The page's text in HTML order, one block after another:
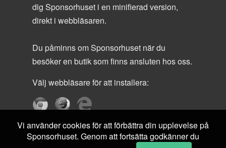
dig Sponsorhuset i en minifierad version,
direkt i webbläsaren.
Du påminns om Sponsorhuset när du
besöker en butik som finns ansluten hos oss.
Välj webbläsare för att installera:
Vi använder cookies för att förbättra din upplevelse på
Sponsorhuset. Genom att fortsätta godkänner du